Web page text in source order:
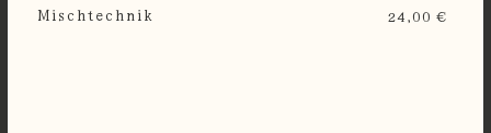
Mischtechnik 24,00 €